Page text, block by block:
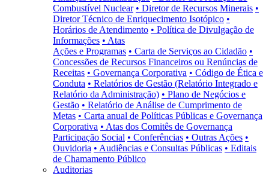
Combustível Nuclear • Diretor de Recursos Minerais •
Diretor Técnico de Enriquecimento Isotópico •
Horários de Atendimento • Política de Divulgação de
Informações • Atas
Ações e Programas • Carta de Serviços ao Cidadão •
Concessões de Recursos Financeiros ou Renúncias de
Receitas • Governança Corporativa • Código de Ética e
Conduta • Relatórios de Gestão (Relatório Integrado e
Relatório da Administração) • Plano de Negócios e
Gestão • Relatório de Análise de Cumprimento de
Metas • Carta anual de Políticas Públicas e Governança
Corporativa • Atas dos Comitês de Governança
Participação Social • Conferências • Outras Ações •
Ouvidoria • Audiências e Consultas Públicas • Editais
de Chamamento Público
Auditorias